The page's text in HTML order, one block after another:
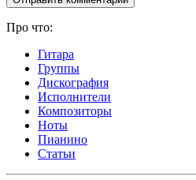
Про что:
Гитара
Группы
Дискография
Исполнители
Композиторы
Ноты
Пианино
Статьи